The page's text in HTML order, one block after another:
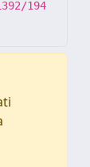
194